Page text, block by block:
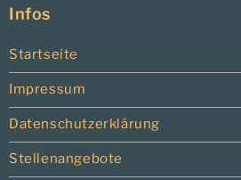
Infos
Startseite
Impressum
Datenschutzerklärung
Stellenangebote